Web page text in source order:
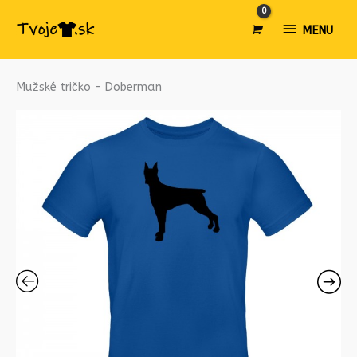
MENU
MENU
Mužské tričko - Doberman
množstvo
Doberman